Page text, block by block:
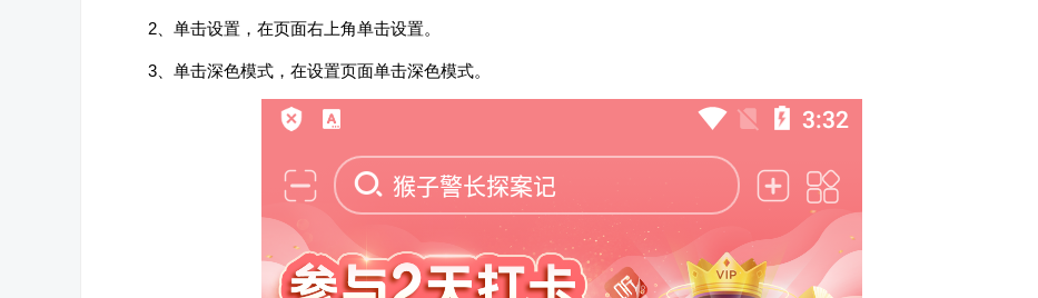
2、单击设置，在页面右上角单击设置。
3、单击深色模式，在设置页面单击深色模式。